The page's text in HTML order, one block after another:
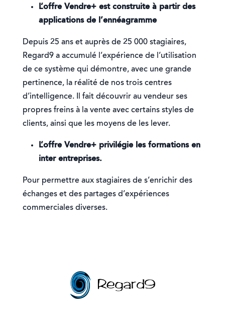
L’offre Vendre+ est construite à partir des
applications de l’ennéagramme
Depuis 25 ans et auprès de 25 000 stagiaires,
Regard9 a accumulé l’expérience de l’utilisation
de ce système qui démontre, avec une grande
pertinence, la réalité de nos trois centres
d’intelligence. Il fait découvrir au vendeur ses
propres freins à la vente avec certains styles de
clients, ainsi que les moyens de les lever.
L’offre Vendre+ privilégie les formations en
inter entreprises.
Pour permettre aux stagiaires de s’enrichir des
échanges et des partages d’expériences
commerciales diverses.